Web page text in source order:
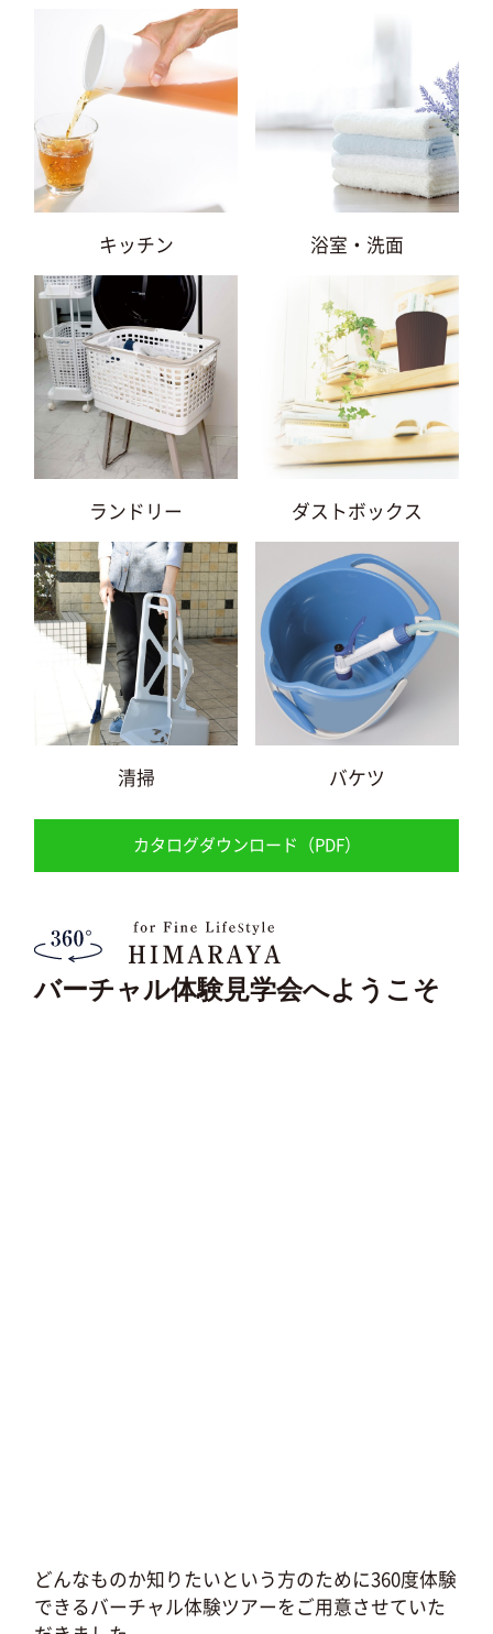
キッチン 浴室・洗面
ランドリー ダストボックス
清掃 バケツ
カタログダウンロード（PDF）
バーチャル体験見学会へようこそ
どんなものか知りたいという方のために360度体験
できるバーチャル体験ツアーをご用意させていた